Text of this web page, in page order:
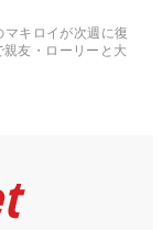
マキロイが次週に復
友・ローリーと大